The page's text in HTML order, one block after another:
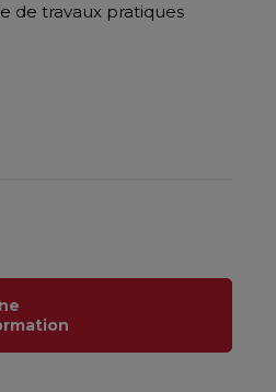
de travaux pratiques